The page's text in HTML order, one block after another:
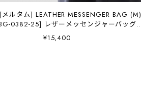
ルタム] LEATHER MESSENGER BAG (M)
0382-25] レザーメッセンジャーバッグ
ョルダーバッグ・合皮・キレイめ・通勤・通
行・撥水・MEN'S / LADY'S [2026AW]
¥15,400